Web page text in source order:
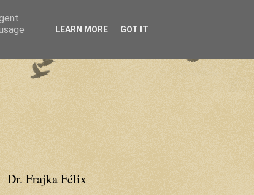
Dr. Frajka Félix
LEARN MORE GOT IT